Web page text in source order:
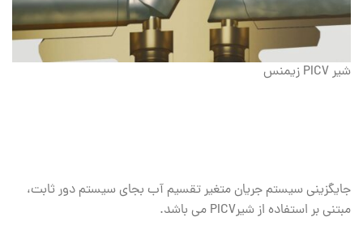
شیر PICV زیمنس
جایگزینی سیستم جریان متغیر تقسیم آب بجای سیستم دور ثابت،
مبتنی بر استفاده از شیرPICV می باشد.